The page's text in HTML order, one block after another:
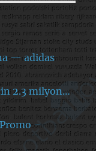
— adidas
2.3 milyon…
Promo –